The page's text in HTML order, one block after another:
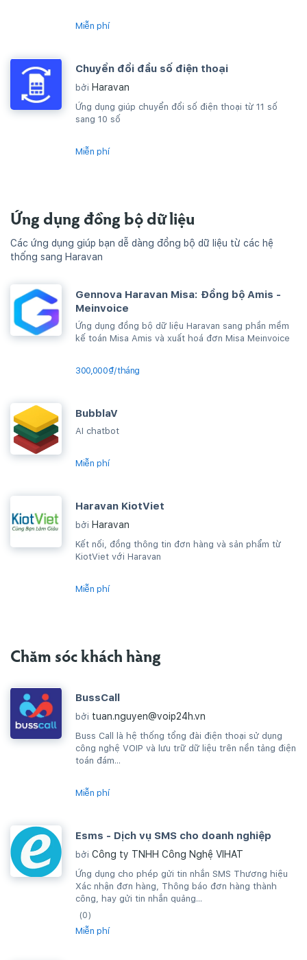
Miễn phí
Chuyển đổi đầu số điện thoại
bởi Haravan
Ứng dụng giúp chuyển đổi số điện thoại từ 11 số
sang 10 số
Miễn phí
Ứng dụng đồng bộ dữ liệu
Các ứng dụng giúp bạn dễ dàng đồng bộ dữ liệu từ các hệ
thống sang Haravan
Gennova Haravan Misa: Đồng bộ Amis -
Meinvoice
Ứng dụng đồng bộ dữ liệu Haravan sang phần mềm
kế toán Misa Amis và xuất hoá đơn Misa Meinvoice
300,000₫/tháng
BubblaV
AI chatbot
Miễn phí
Haravan KiotViet
bởi Haravan
Kết nối, đồng thông tin đơn hàng và sản phẩm từ
KiotViet với Haravan
Miễn phí
Chăm sóc khách hàng
BussCall
bởi tuan.nguyen@voip24h.vn
Buss Call là hệ thống tổng đài điện thoại sử dụng
công nghệ VOIP và lưu trữ dữ liệu trên nền tảng điện
toán đám...
Miễn phí
Esms - Dịch vụ SMS cho doanh nghiệp
bởi Công ty TNHH Công Nghệ VIHAT
Ứng dụng cho phép gửi tin nhắn SMS Thương hiệu
Xác nhận đơn hàng, Thông báo đơn hàng thành
công, hay gửi tin nhắn quảng...
(0)
Miễn phí